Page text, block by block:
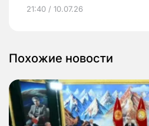
21:40 / 10.07.26
Похожие новости